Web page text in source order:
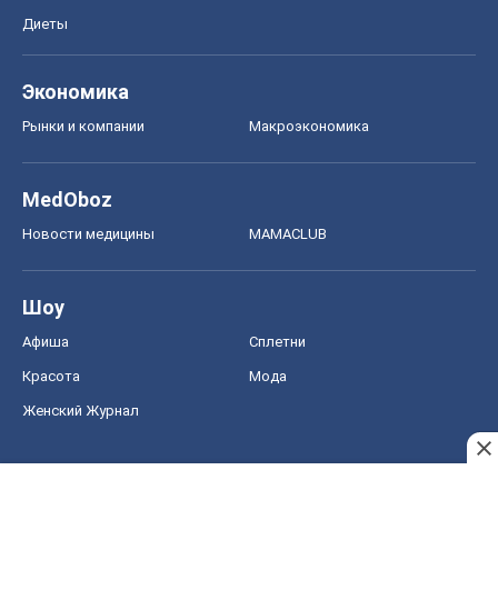
Диеты
Экономика
Рынки и компании Mакроэкономика
MedOboz
Новости медицины MAMACLUB
Шоу
Афиша Сплетни
Красота Мода
Женский Журнал